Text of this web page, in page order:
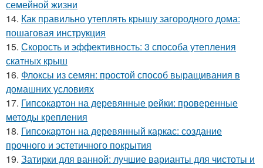
семейной жизни
14. Как правильно утеплять крышу загородного дома:
пошаговая инструкция
15. Скорость и эффективность: 3 способа утепления
скатных крыш
16. Флоксы из семян: простой способ выращивания в
домашних условиях
17. Гипсокартон на деревянные рейки: проверенные
методы крепления
18. Гипсокартон на деревянный каркас: создание
прочного и эстетичного покрытия
19. Затирки для ванной: лучшие варианты для чистоты и